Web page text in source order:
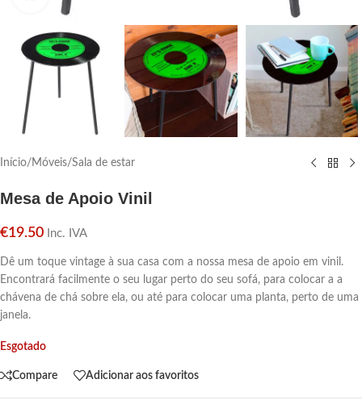
Início/ Móveis/Sala de estar
Mesa de Apoio Vinil
€19.50 Inc. IVA
Dê um toque vintage à sua casa com a nossa mesa de apoio em vinil.
Encontrará facilmente o seu lugar perto do seu sofá, para colocar a a
chávena de chá sobre ela, ou até para colocar uma planta, perto de uma
janela.
Esgotado
Compare Adicionar aos favoritos